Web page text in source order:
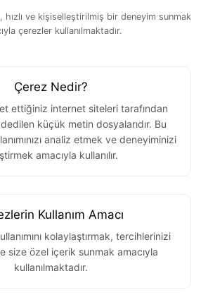
ve kişiselleştirilmiş bir deneyim sunmak
çerezler kullanılmaktadır.
Çerez Nedir?
ettiğiniz internet siteleri tarafından
küçük metin dosyalarıdır. Bu
analiz etmek ve deneyiminizi
amacıyla kullanılır.
Kullanım Amacı
kolaylaştırmak, tercihlerinizi
size özel içerik sunmak amacıyla
kullanılmaktadır.